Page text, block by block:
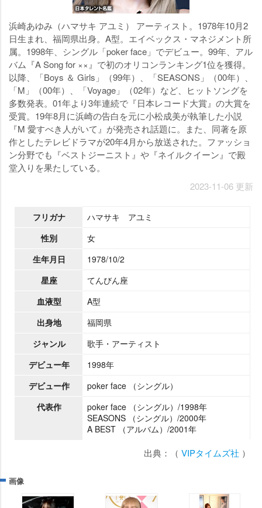
浜崎あゆみ（ハマサキ アユミ） アーティスト。1978年10月2
日生まれ、福岡県出身。A型。エイベックス・マネジメント所
属。1998年、シングル「poker face」でデビュー。99年、アル
バム『A Song for ××』で初のオリコンランキング1位を獲得。
以降、「Boys ＆ Girls」（99年）、「SEASONS」（00年）、
「M」（00年）、「Voyage」（02年）など、ヒットソングを
多数発表。01年より3年連続で『日本レコード大賞』の大賞を
受賞。19年8月に浜崎の告白を元に小松成美が執筆した小説
『M 愛すべき人がいて』が発売され話題に。また、同著を原
作としたテレビドラマが20年4月から放送された。ファッショ
ン分野でも『ベストジーニスト』や『ネイルクイーン』で殿
堂入りを果たしている。
2023-11-06 更新
フリガナ
ハマサキ アユミ
性別
女
生年月日
1978/10/2
星座
てんびん座
血液型
A型
出身地
福岡県
ジャンル
歌手・アーティスト
デビュー年
1998年
デビュー作
poker face （シングル）
代表作
poker face （シングル）/1998年
SEASONS （シングル）/2000年
A BEST （アルバム）/2001年
出典：（ VIPタイムズ社 ）
画像